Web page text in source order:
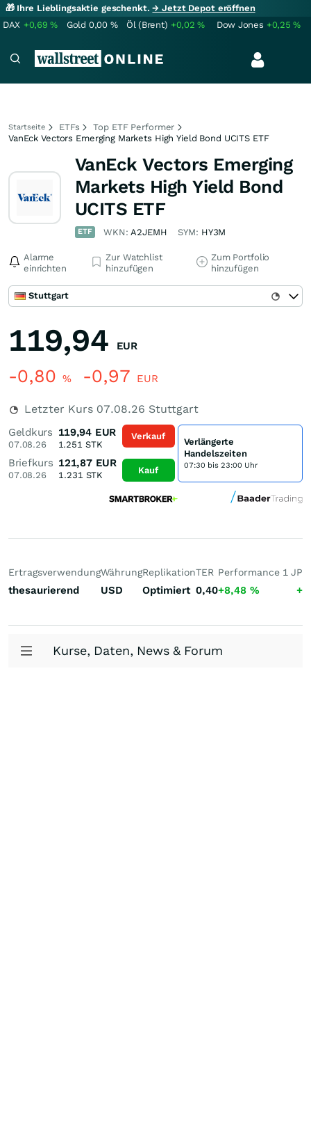
🎁 Ihre Lieblingsaktie geschenkt.→ Jetzt Depot eröffnen
DAX +0,69% Gold 0,00 % Öl (Brent) +0,02% Dow Jones +0,25%
Startseite ETFs
Top ETF Performer
VanEck Vectors Emerging Markets High Yield Bond UCITS ETF
VanEck Vectors Emerging
Markets High Yield Bond
UCITS ETF
ETF WKN:A2JEMH SYM: HY3M
Alarme
einrichten
Zur Watchlist
hinzufügen
Zum Portfolio
hinzufügen
Stuttgart
119,94 EUR
-0,80 % -0,97 EUR
Letzter Kurs 07.08.26 Stuttgart
Geldkurs
07.08.26
119,94 EUR
1.251 STK
Briefkurs
07.08.26
121,87 EUR
1.231 STK
Verkauf
Kauf
Verlängerte
Handelszeiten
07:30 bis 23:00 Uhr
Ertragsverwendung
thesaurierend
Währung
USD
Replikation
Optimiert
TER
0,40
Performance 1 J
+8,48 %
Kurse, Daten, News & Forum